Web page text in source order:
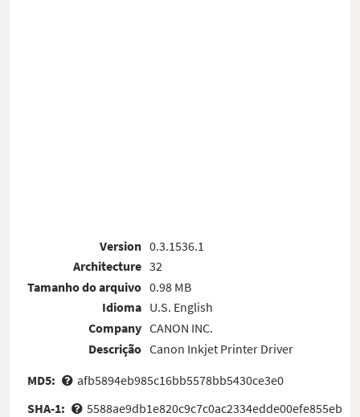
Version
Architecture
Tamanho do arquivo
Idioma
Company
Descrição
0.3.1536.1
32
0.98 MB
U.S. English
CANON INC.
Canon Inkjet Printer Driver
MD5:
afb5894eb985c16bb5578bb5430ce3e0
SHA-1:
5588ae9db1e820c9c7c0ac2334edde00efe855eb